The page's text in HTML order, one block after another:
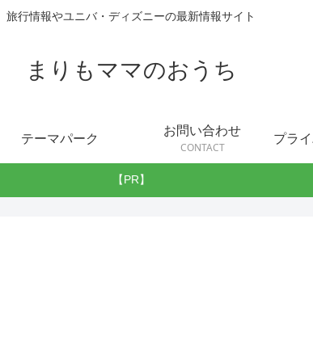
旅行情報やユニバ・ディズニーの最新情報サイト
まりもママのおうち
テーマパーク
お問い合わせ
CONTACT
【PR】